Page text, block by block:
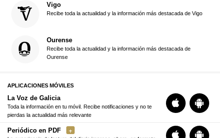
Vigo
Recibe toda la actualidad y la información más destacada de Vigo
Ourense
Recibe toda la actualidad y la información más destacada de
Ourense
APLICACIONES MÓVILES
La Voz de Galicia
Toda la información en tu móvil. Recibe notificaciones y no te
pierdas la actualidad más relevante
Periódico en PDF